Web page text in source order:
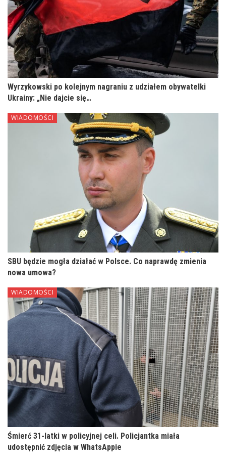
Wyrzykowski po kolejnym nagraniu z udziałem obywatelki
Ukrainy: „Nie dajcie się…
WIADOMOŚCI
SBU będzie mogła działać w Polsce. Co naprawdę zmienia
nowa umowa?
WIADOMOŚCI
Śmierć 31-latki w policyjnej celi. Policjantka miała
udostępnić zdjęcia w WhatsAppie